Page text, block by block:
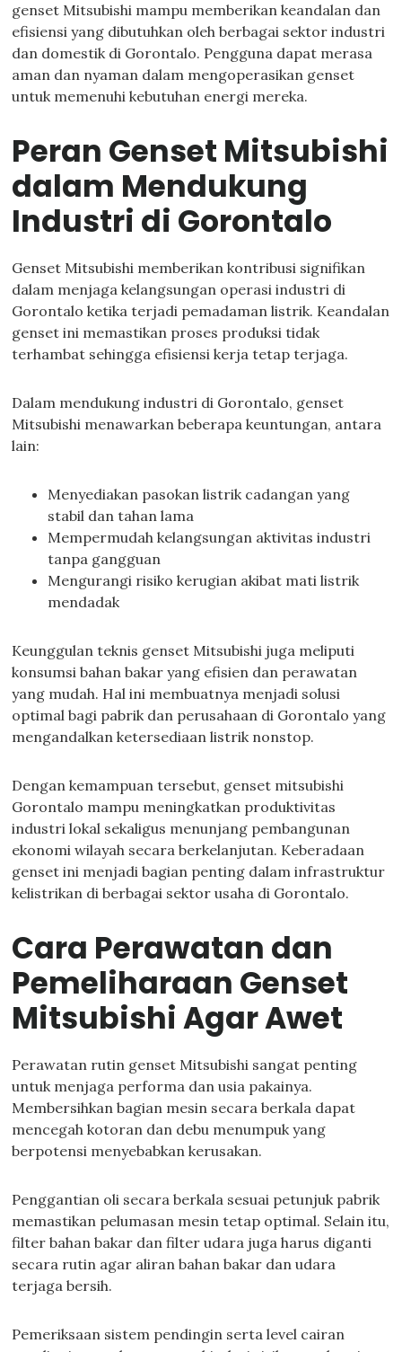
genset Mitsubishi mampu memberikan keandalan dan
efisiensi yang dibutuhkan oleh berbagai sektor industri
dan domestik di Gorontalo. Pengguna dapat merasa
aman dan nyaman dalam mengoperasikan genset
untuk memenuhi kebutuhan energi mereka.
Peran Genset Mitsubishi
dalam Mendukung
Industri di Gorontalo
Genset Mitsubishi memberikan kontribusi signifikan
dalam menjaga kelangsungan operasi industri di
Gorontalo ketika terjadi pemadaman listrik. Keandalan
genset ini memastikan proses produksi tidak
terhambat sehingga efisiensi kerja tetap terjaga.
Dalam mendukung industri di Gorontalo, genset
Mitsubishi menawarkan beberapa keuntungan, antara
lain:
Menyediakan pasokan listrik cadangan yang
stabil dan tahan lama
Mempermudah kelangsungan aktivitas industri
tanpa gangguan
Mengurangi risiko kerugian akibat mati listrik
mendadak
Keunggulan teknis genset Mitsubishi juga meliputi
konsumsi bahan bakar yang efisien dan perawatan
yang mudah. Hal ini membuatnya menjadi solusi
optimal bagi pabrik dan perusahaan di Gorontalo yang
mengandalkan ketersediaan listrik nonstop.
Dengan kemampuan tersebut, genset mitsubishi
Gorontalo mampu meningkatkan produktivitas
industri lokal sekaligus menunjang pembangunan
ekonomi wilayah secara berkelanjutan. Keberadaan
genset ini menjadi bagian penting dalam infrastruktur
kelistrikan di berbagai sektor usaha di Gorontalo.
Cara Perawatan dan
Pemeliharaan Genset
Mitsubishi Agar Awet
Perawatan rutin genset Mitsubishi sangat penting
untuk menjaga performa dan usia pakainya.
Membersihkan bagian mesin secara berkala dapat
mencegah kotoran dan debu menumpuk yang
berpotensi menyebabkan kerusakan.
Penggantian oli secara berkala sesuai petunjuk pabrik
memastikan pelumasan mesin tetap optimal. Selain itu,
filter bahan bakar dan filter udara juga harus diganti
secara rutin agar aliran bahan bakar dan udara
terjaga bersih.
Pemeriksaan sistem pendingin serta level cairan